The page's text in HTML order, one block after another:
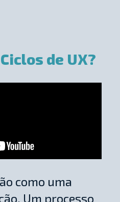
de UX?
como uma
Um processo